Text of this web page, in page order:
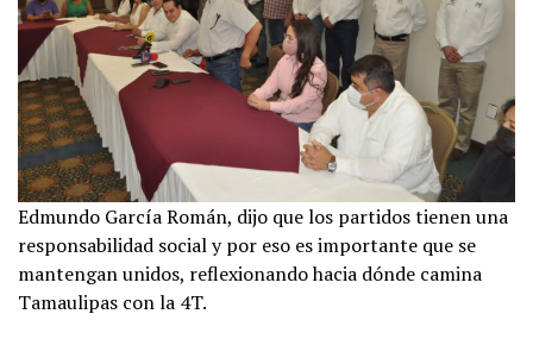
Edmundo García Román, dijo que los partidos tienen una
responsabilidad social y por eso es importante que se
mantengan unidos, reflexionando hacia dónde camina
Tamaulipas con la 4T.